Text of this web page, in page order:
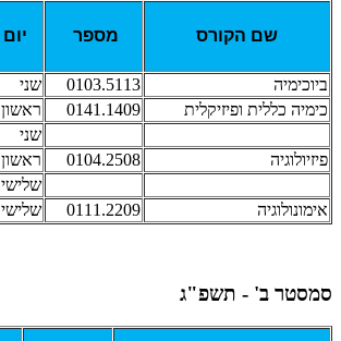
שם הקורס מספר יום
ביוכימיה 0103.5113 שני
כימיה כללית ופיזיקלית
0141.1409 ראשון
שני
פיזיולוגיה
0104.2508 ראשון
שלישי
אימונולוגיה
0111.2209 שלישי
סמסטר ב' - תשפ"ג